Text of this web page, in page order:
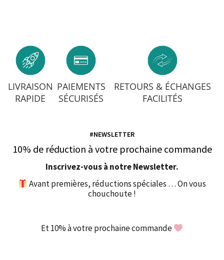
LIVRAISON
RAPIDE
PAIEMENTS
SÉCURISÉS
RETOURS & ÉCHANGES
FACILITÉS
#NEWSLETTER
10% de réduction à votre prochaine commande
Inscrivez-vous à notre Newsletter.
Avant premières, réductions spéciales … On vous
chouchoute !
Et 10% à votre prochaine commande